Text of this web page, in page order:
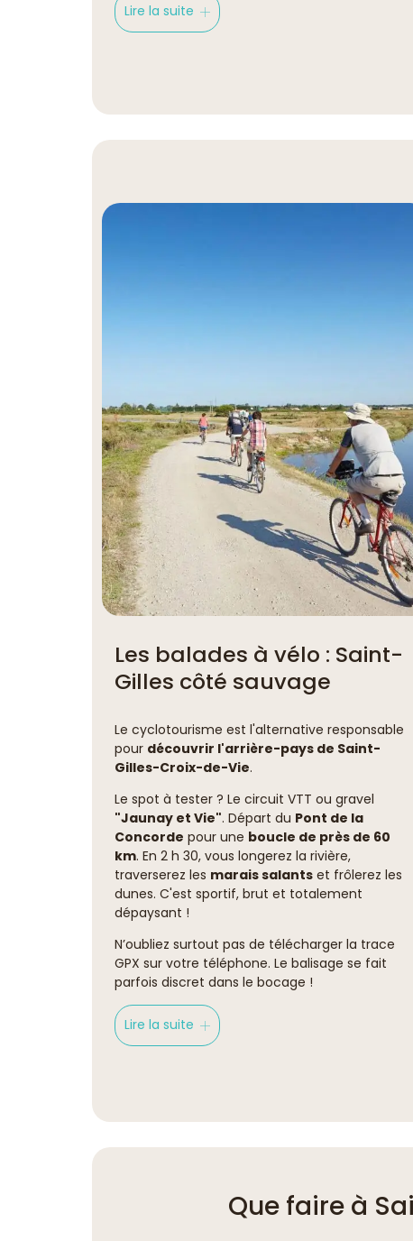
Lire la suite
Les balades à vélo : Saint-
Gilles côté sauvage
Le cyclotourisme est l'alternative responsable
pour découvrir l'arrière-pays de Saint-
Gilles-Croix-de-Vie.
Le spot à tester ? Le circuit VTT ou gravel
"Jaunay et Vie". Départ du Pont de la
Concorde pour une boucle de près de 60
km. En 2 h 30, vous longerez la rivière,
traverserez les marais salantset frôlerez les
dunes. C'est sportif, brut et totalement
dépaysant !
N’oubliez surtout pas de télécharger la trace
GPX sur votre téléphone. Le balisage se fait
parfois discret dans le bocage !
Lire la suite
Que faire à